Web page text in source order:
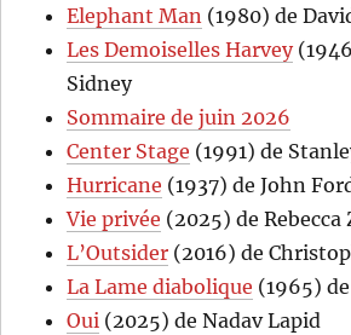
Elephant Man (1980) de
Les Demoiselles Harvey
Sidney
Sommaire de juin 2026
Center Stage (1991) de
Hurricane (1937) de John
Vie privée (2025) de
L’Outsider (2016) de
La Lame diabolique (1965)
Oui (2025) de Nadav Lapid